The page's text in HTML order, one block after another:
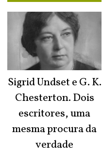
Sigrid Undset e G. K.
Chesterton. Dois
escritores, uma
mesma procura da
verdade